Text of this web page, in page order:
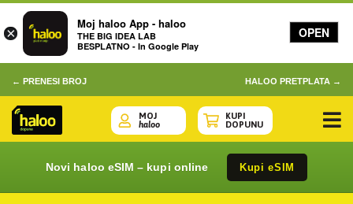
← PRENESI BROJ HALOO PRETPLATA →
MOJ
haloo
KUPI
DOPUNU
Novi haloo eSIM – kupi online Kupi eSIM
×
Moj haloo App - haloo
THE BIG IDEA LAB
BESPLATNO - In Google Play
OPEN